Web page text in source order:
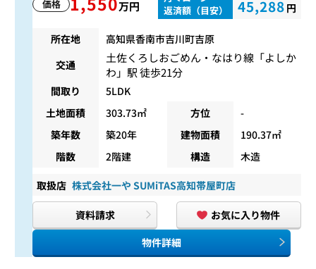
価格 万円
返済額（目安）
45,288 円
所在地
高知県香南市吉川町吉原
交通
土佐くろしおごめん・なはり線 「よしか
わ 」駅 徒歩21分
間取り
5LDK
土地面積
303.73㎡ 方位
-
築年数
築20年 建物面積
190.37㎡
階数
2階建 構造 木造
取扱店 株式会社一や SUMiTAS高知帯屋町店
資料請求
お気に入り物件
物件詳細